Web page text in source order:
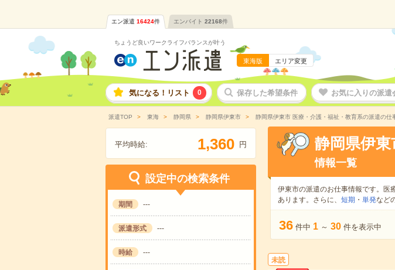
エン派遣 16424件 エンバイト 22168件
ちょうど良いワークライフバランスが叶う
東海版 エリア変更
気になる！リスト 0 保存した希望条件 お気に入りの派遣
派遣TOP 東海 静岡県 静岡県伊東市 静岡県伊東市 医療・介護・福祉・教育系の派遣の仕
平均時給: 1,360 円
設定中の検索条件
期間 ---
派遣形式 ---
時給 ---
静岡県伊東
情報一覧
伊東市の派遣のお仕事情報です。医
あります。さらに、 短期 ・ 単発など
36 件中 1 ～ 30 件を表示中
未読